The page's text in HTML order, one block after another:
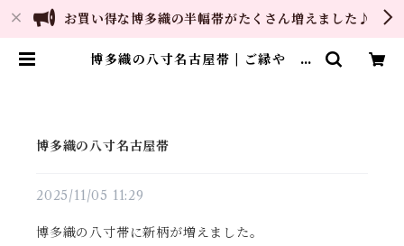
お買い得な博多織の半幅帯がたくさん増えました♪
博多織の八寸名古屋帯 | ご縁や 着
博多織の八寸名古屋帯
2025/11/05 11:29
博多織の八寸帯に新柄が増えました。